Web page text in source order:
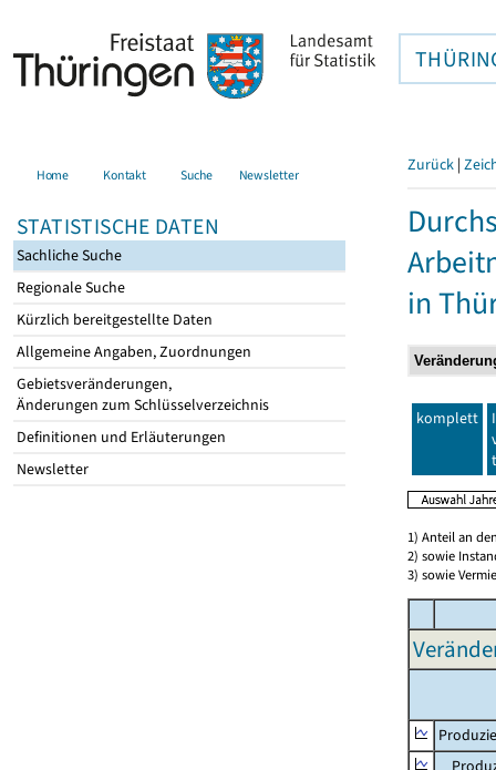
Home Kontakt Suche Newsletter
STATISTISCHE DATEN
Sachliche Suche
Regionale Suche
Kürzlich bereitgestellte Daten
Allgemeine Angaben, Zuordnungen
Gebietsveränderungen,
Änderungen zum Schlüsselverzeichnis
Definitionen und Erläuterungen
Newsletter
Zurück |
in
komplett
1) Anteil an
2) sowie
3) sowie